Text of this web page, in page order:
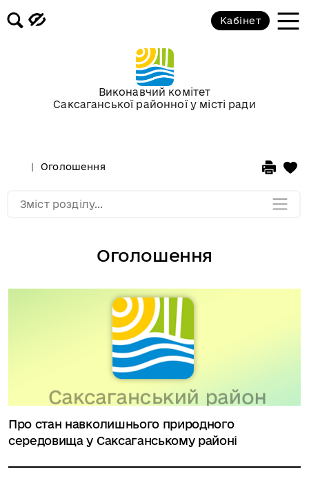
Виконавчий комітет
Саксаганської районної у місті ради
Кабінет
Оголошення
Оголошення
Про стан навколишнього природного
середовища у Саксаганському районі
Зміст розділу...
Відеофіксація засідань постійних
комісій та пленарних засідань
районної ради